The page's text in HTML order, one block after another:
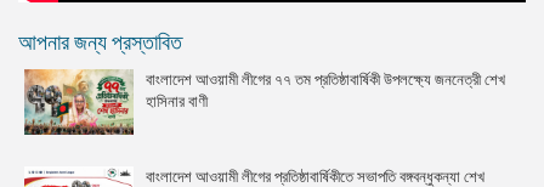
আপনার জন্য প্রস্তাবিত
বাংলাদেশ আওয়ামী লীগের ৭৭ তম প্রতিষ্ঠাবার্ষিকী উপলক্ষ্যে জননেত্রী শেখ
হাসিনার বাণী
বাংলাদেশ আওয়ামী লীগের প্রতিষ্ঠাবার্ষিকীতে সভাপতি বঙ্গবন্ধুকন্যা শেখ